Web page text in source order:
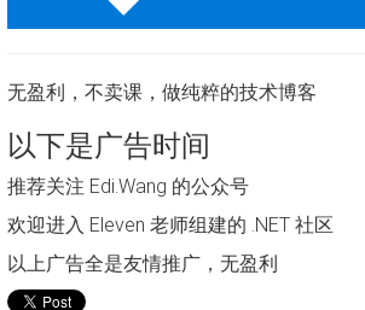
无盈利，不卖课，做纯粹的技术博客
以下是广告时间
推荐关注 Edi.Wang 的公众号
欢迎进入 Eleven 老师组建的 .NET 社区
以上广告全是友情推广，无盈利